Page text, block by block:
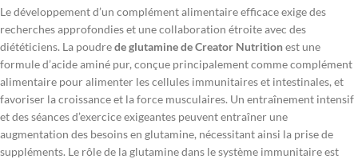
Le développement d’un complément alimentaire efficace exige des
recherches approfondies et une collaboration étroite avec des
diététiciens. La poudrede glutaminede Creator Nutritionest une
formule d’acide aminé pur, conçue principalement comme complément
alimentaire pour alimenter les cellules immunitaires et intestinales, et
favoriser la croissance et la force musculaires. Un entraînement intensif
et des séances d’exercice exigeantes peuvent entraîner une
augmentation des besoins en glutamine, nécessitant ainsi la prise de
suppléments. Le rôle de la glutamine dans le système immunitaire est